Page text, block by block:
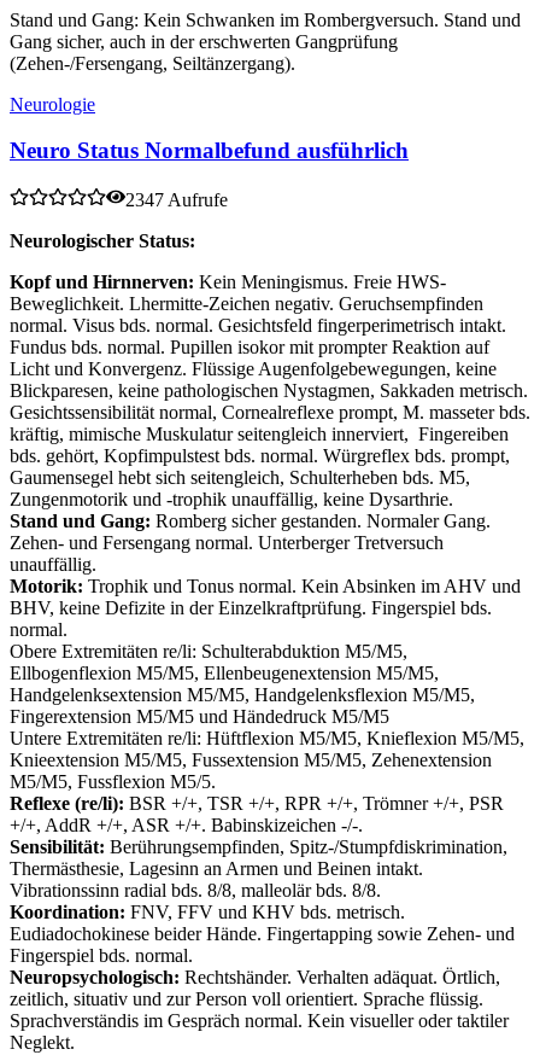
Stand und Gang: Kein Schwanken im Rombergversuch. Stand und
Gang sicher, auch in der erschwerten Gangprüfung
(Zehen-/Fersengang, Seiltänzergang).
Neurologie
Neuro Status Normalbefund ausführlich
2347 Aufrufe
Neurologischer Status:
Kopf und Hirnnerven: Kein Meningismus. Freie HWS-
Beweglichkeit. Lhermitte-Zeichen negativ. Geruchsempfinden
normal. Visus bds. normal. Gesichtsfeld fingerperimetrisch intakt.
Fundus bds. normal. Pupillen isokor mit prompter Reaktion auf
Licht und Konvergenz. Flüssige Augenfolgebewegungen, keine
Blickparesen, keine pathologischen Nystagmen, Sakkaden metrisch.
Gesichtssensibilität normal, Cornealreflexe prompt, M. masseter bds.
kräftig, mimische Muskulatur seitengleich innerviert, Fingereiben
bds. gehört, Kopfimpulstest bds. normal. Würgreflex bds. prompt,
Gaumensegel hebt sich seitengleich, Schulterheben bds. M5,
Zungenmotorik und -trophik unauffällig, keine Dysarthrie.
Stand und Gang: Romberg sicher gestanden. Normaler Gang.
Zehen- und Fersengang normal. Unterberger Tretversuch
unauffällig.
Motorik: Trophik und Tonus normal. Kein Absinken im AHV und
BHV, keine Defizite in der Einzelkraftprüfung. Fingerspiel bds.
normal.
Obere Extremitäten re/li: Schulterabduktion M5/M5,
Ellbogenflexion M5/M5, Ellenbeugenextension M5/M5,
Handgelenksextension M5/M5, Handgelenksflexion M5/M5,
Fingerextension M5/M5 und Händedruck M5/M5
Untere Extremitäten re/li: Hüftflexion M5/M5, Knieflexion M5/M5,
Knieextension M5/M5, Fussextension M5/M5, Zehenextension
M5/M5, Fussflexion M5/5.
Reflexe (re/li): BSR +/+, TSR +/+, RPR +/+, Trömner +/+, PSR
+/+, AddR +/+, ASR +/+. Babinskizeichen -/-.
Sensibilität: Berührungsempfinden, Spitz-/Stumpfdiskrimination,
Thermästhesie, Lagesinn an Armen und Beinen intakt.
Vibrationssinn radial bds. 8/8, malleolär bds. 8/8.
Koordination: FNV, FFV und KHV bds. metrisch.
Eudiadochokinese beider Hände. Fingertapping sowie Zehen- und
Fingerspiel bds. normal.
Neuropsychologisch: Rechtshänder. Verhalten adäquat. Örtlich,
zeitlich, situativ und zur Person voll orientiert. Sprache flüssig.
Sprachverständis im Gespräch normal. Kein visueller oder taktiler
Neglekt.